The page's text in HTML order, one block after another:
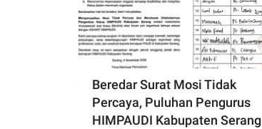
Beredar Surat Mosi Tidak
Percaya, Puluhan Pengurus
HIMPAUDI Kabupaten Serang